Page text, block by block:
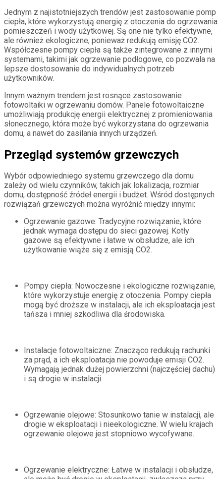
Jednym z najistotniejszych trendów jest zastosowanie pomp
ciepła, które wykorzystują energię z otoczenia do ogrzewania
pomieszczeń i wody użytkowej. Są one nie tylko efektywne,
ale również ekologiczne, ponieważ redukują emisję CO2.
Współczesne pompy ciepła są także zintegrowane z innymi
systemami, takimi jak ogrzewanie podłogowe, co pozwala na
lepsze dostosowanie do indywidualnych potrzeb
użytkowników.
Innym ważnym trendem jest rosnące zastosowanie
fotowoltaiki w ogrzewaniu domów. Panele fotowoltaiczne
umożliwiają produkcję energii elektrycznej z promieniowania
słonecznego, która może być wykorzystana do ogrzewania
domu, a nawet do zasilania innych urządzeń.
Przegląd systemów grzewczych
Wybór odpowiedniego systemu grzewczego dla domu
zależy od wielu czynników, takich jak lokalizacja, rozmiar
domu, dostępność źródeł energii i budżet. Wśród dostępnych
rozwiązań grzewczych można wyróżnić między innymi:
Ogrzewanie gazowe: Tradycyjne rozwiązanie, które
jednak wymaga dostępu do sieci gazowej. Kotły
gazowe są efektywne i łatwe w obsłudze, ale ich
użytkowanie wiąże się z emisją CO2.
Pompy ciepła: Nowoczesne i ekologiczne rozwiązanie,
które wykorzystuje energię z otoczenia. Pompy ciepła
mogą być droższe w instalacji, ale ich eksploatacja jest
tańsza i mniej szkodliwa dla środowiska.
Instalacje fotowoltaiczne: Znacząco redukują rachunki
za prąd, a ich eksploatacja nie powoduje emisji CO2.
Wymagają jednak dużej powierzchni (najczęściej dachu)
i są drogie w instalacji.
Ogrzewanie olejowe: Stosunkowo tanie w instalacji, ale
drogie w eksploatacji i nieekologiczne. W wielu krajach
ogrzewanie olejowe jest stopniowo wycofywane.
Ogrzewanie elektryczne: Łatwe w instalacji i obsłudze,